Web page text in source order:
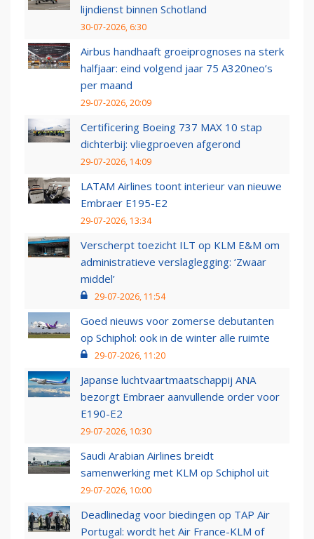
lijndienst binnen Schotland
30-07-2026, 6:30
Airbus handhaaft groeiprognoses na sterk
halfjaar: eind volgend jaar 75 A320neo’s
per maand
29-07-2026, 20:09
Certificering Boeing 737 MAX 10 stap
dichterbij: vliegproeven afgerond
29-07-2026, 14:09
LATAM Airlines toont interieur van nieuwe
Embraer E195-E2
29-07-2026, 13:34
Verscherpt toezicht ILT op KLM E&M om
administratieve verslaglegging: ‘Zwaar
middel’
29-07-2026, 11:54
Goed nieuws voor zomerse debutanten
op Schiphol: ook in de winter alle ruimte
29-07-2026, 11:20
Japanse luchtvaartmaatschappij ANA
bezorgt Embraer aanvullende order voor
E190-E2
29-07-2026, 10:30
Saudi Arabian Airlines breidt
samenwerking met KLM op Schiphol uit
29-07-2026, 10:00
Deadlinedag voor biedingen op TAP Air
Portugal: wordt het Air France-KLM of